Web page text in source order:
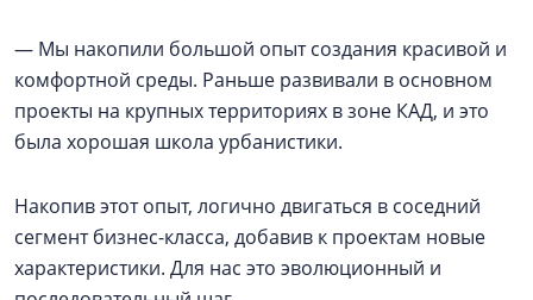
— Мы накопили большой опыт создания красивой и
комфортной среды. Раньше развивали в основном
проекты на крупных территориях в зоне КАД, и это
была хорошая школа урбанистики.
Накопив этот опыт, логично двигаться в соседний
сегмент бизнес-класса, добавив к проектам новые
характеристики. Для нас это эволюционный и